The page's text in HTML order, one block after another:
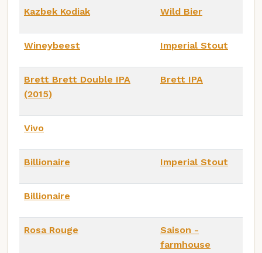
Kazbek Kodiak Wild Bier
Wineybeest Imperial Stout
Brett Brett Double IPA
(2015)
Brett IPA
Vivo
Billionaire Imperial Stout
Billionaire
Rosa Rouge
Saison -
farmhouse